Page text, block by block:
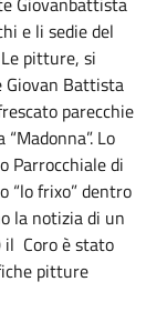
e li sedie del
pitture, si
Giovan Battista
parecchie
Lo
Parrocchiale di
“lo frixo” dentro
la notizia di un
Coro è stato
pitture